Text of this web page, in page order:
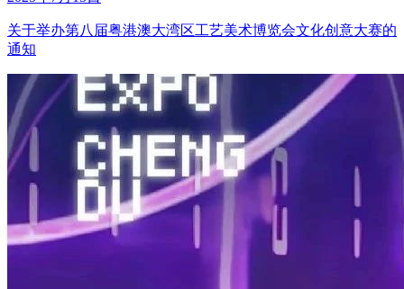
关于举办第八届粤港澳大湾区工艺美术博览会文化创意大赛的
通知